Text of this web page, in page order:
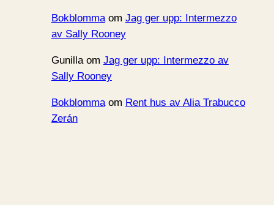
Bokblommaom Jag ger upp: Intermezzo
av Sally Rooney
Gunillaom Jag ger upp: Intermezzo av
Sally Rooney
Bokblommaom Rent hus av Alia Trabucco
Zerán